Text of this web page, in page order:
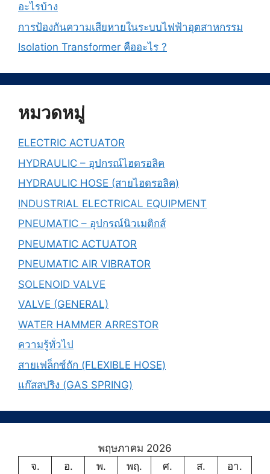
อะไรบ้าง
การป้องกันความเสียหายในระบบไฟฟ้าอุตสาหกรรม
Isolation Transformer คืออะไร ?
หมวดหมู่
ELECTRIC ACTUATOR
HYDRAULIC – อุปกรณ์ไฮดรอลิค
HYDRAULIC HOSE (สายไฮดรอลิค)
INDUSTRIAL ELECTRICAL EQUIPMENT
PNEUMATIC – อุปกรณ์นิวเมติกส์
PNEUMATIC ACTUATOR
PNEUMATIC AIR VIBRATOR
SOLENOID VALVE
VALVE (GENERAL)
WATER HAMMER ARRESTOR
ความรู้ทั่วไป
สายเฟล็กซ์ถัก (FLEXIBLE HOSE)
แก๊สสปริง (GAS SPRING)
พฤษภาคม 2026
จ.
อ. พ. พฤ. ศ. ส.
อา.